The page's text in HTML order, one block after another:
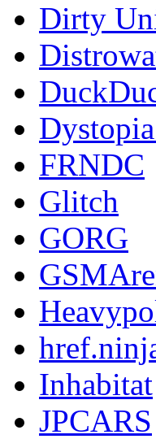
Dirty
FRNDC
Glitch
GORG
Inhabitat
JPCARS